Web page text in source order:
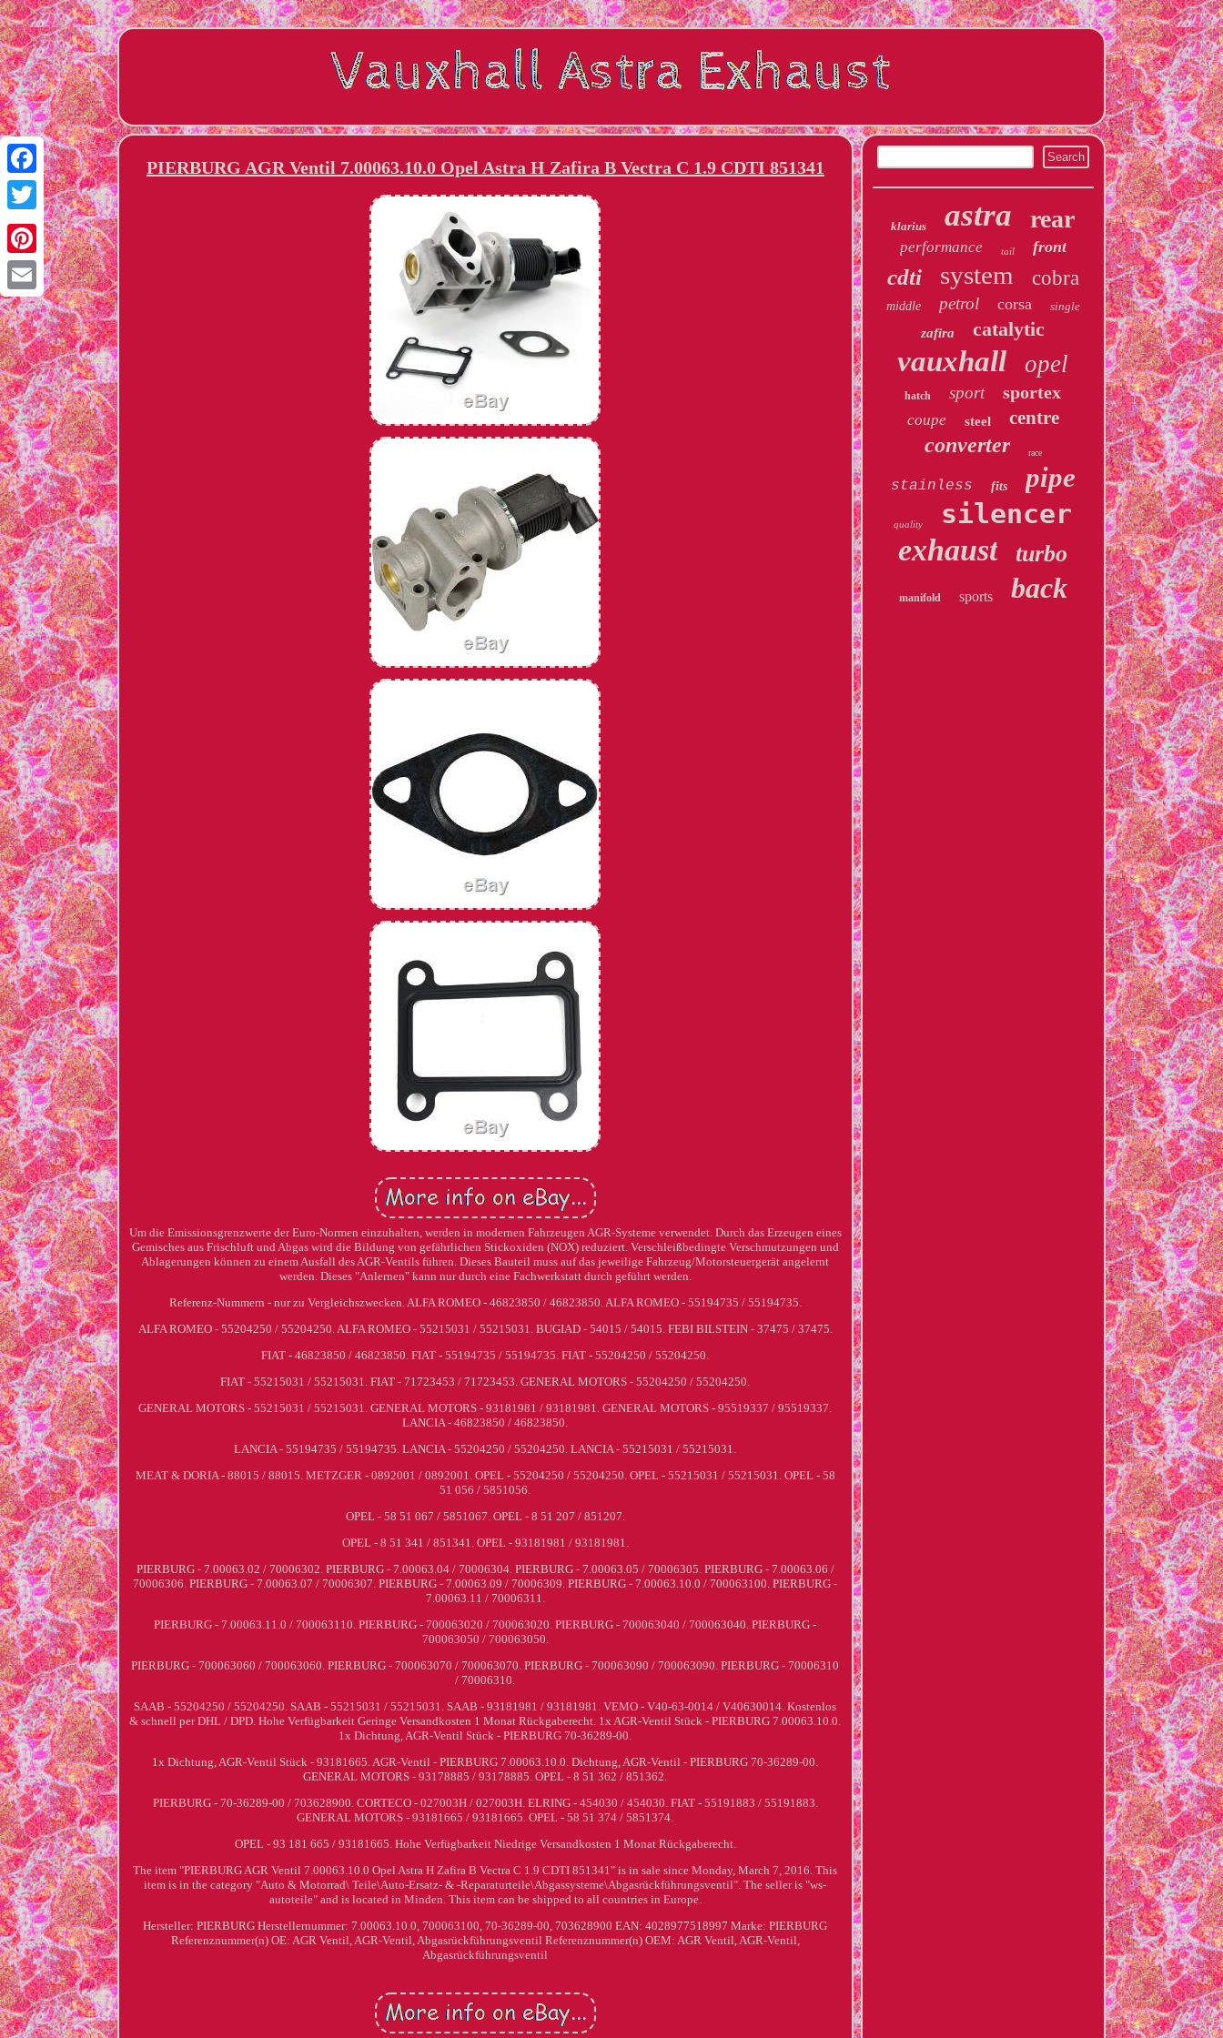
Facebook
Twitter
Pinterest
Email
PIERBURG AGR Ventil 7.00063.10.0 Opel Astra H Zafira B Vectra C 1.9 CDTI 851341
Um die Emissionsgrenzwerte der Euro-Normen einzuhalten, werden in modernen Fahrzeugen AGR-Systeme verwendet. Durch das Erzeugen eines
Gemisches aus Frischluft und Abgas wird die Bildung von gefährlichen Stickoxiden (NOX) reduziert. Verschleißbedingte Verschmutzungen und
Ablagerungen können zu einem Ausfall des AGR-Ventils führen. Dieses Bauteil muss auf das jeweilige Fahrzeug/Motorsteuergerät angelernt
werden. Dieses "Anlernen" kann nur durch eine Fachwerkstatt durch geführt werden.
Referenz-Nummern - nur zu Vergleichszwecken. ALFA ROMEO - 46823850 / 46823850. ALFA ROMEO - 55194735 / 55194735.
ALFA ROMEO - 55204250 / 55204250. ALFA ROMEO - 55215031 / 55215031. BUGIAD - 54015 / 54015. FEBI BILSTEIN - 37475 / 37475.
FIAT - 46823850 / 46823850. FIAT - 55194735 / 55194735. FIAT - 55204250 / 55204250.
FIAT - 55215031 / 55215031. FIAT - 71723453 / 71723453. GENERAL MOTORS - 55204250 / 55204250.
GENERAL MOTORS - 55215031 / 55215031. GENERAL MOTORS - 93181981 / 93181981. GENERAL MOTORS - 95519337 / 95519337.
LANCIA - 46823850 / 46823850.
LANCIA - 55194735 / 55194735. LANCIA - 55204250 / 55204250. LANCIA - 55215031 / 55215031.
MEAT & DORIA - 88015 / 88015. METZGER - 0892001 / 0892001. OPEL - 55204250 / 55204250. OPEL - 55215031 / 55215031. OPEL - 58
51 056 / 5851056.
OPEL - 58 51 067 / 5851067. OPEL - 8 51 207 / 851207.
OPEL - 8 51 341 / 851341. OPEL - 93181981 / 93181981.
PIERBURG - 7.00063.02 / 70006302. PIERBURG - 7.00063.04 / 70006304. PIERBURG - 7.00063.05 / 70006305. PIERBURG - 7.00063.06 /
70006306. PIERBURG - 7.00063.07 / 70006307. PIERBURG - 7.00063.09 / 70006309. PIERBURG - 7.00063.10.0 / 700063100. PIERBURG -
7.00063.11 / 70006311.
PIERBURG - 7.00063.11.0 / 700063110. PIERBURG - 700063020 / 700063020. PIERBURG - 700063040 / 700063040. PIERBURG -
700063050 / 700063050.
PIERBURG - 700063060 / 700063060. PIERBURG - 700063070 / 700063070. PIERBURG - 700063090 / 700063090. PIERBURG - 70006310
/ 70006310.
SAAB - 55204250 / 55204250. SAAB - 55215031 / 55215031. SAAB - 93181981 / 93181981. VEMO - V40-63-0014 / V40630014. Kostenlos
& schnell per DHL / DPD. Hohe Verfügbarkeit Geringe Versandkosten 1 Monat Rückgaberecht. 1x AGR-Ventil Stück - PIERBURG 7.00063.10.0.
1x Dichtung, AGR-Ventil Stück - PIERBURG 70-36289-00.
1x Dichtung, AGR-Ventil Stück - 93181665. AGR-Ventil - PIERBURG 7.00063.10.0. Dichtung, AGR-Ventil - PIERBURG 70-36289-00.
GENERAL MOTORS - 93178885 / 93178885. OPEL - 8 51 362 / 851362.
PIERBURG - 70-36289-00 / 703628900. CORTECO - 027003H / 027003H. ELRING - 454030 / 454030. FIAT - 55191883 / 55191883.
GENERAL MOTORS - 93181665 / 93181665. OPEL - 58 51 374 / 5851374.
OPEL - 93 181 665 / 93181665. Hohe Verfügbarkeit Niedrige Versandkosten 1 Monat Rückgaberecht.
The item "PIERBURG AGR Ventil 7.00063.10.0 Opel Astra H Zafira B Vectra C 1.9 CDTI 851341" is in sale since Monday, March 7, 2016. This
item is in the category "Auto & Motorrad\ Teile\Auto-Ersatz- & -Reparaturteile\Abgassysteme\Abgasrückführungsventil". The seller is "ws-
autoteile" and is located in Minden. This item can be shipped to all countries in Europe.
Hersteller: PIERBURG Herstellernummer: 7.00063.10.0, 700063100, 70-36289-00, 703628900 EAN: 4028977518997 Marke: PIERBURG
Referenznummer(n) OE: AGR Ventil, AGR-Ventil, Abgasrückführungsventil Referenznummer(n) OEM: AGR Ventil, AGR-Ventil,
Abgasrückführungsventil
klarius astra rear
performance tail front
cdti system cobra
middle petrol corsa single
zafira catalytic
vauxhall opel
hatch sport sportex
coupe steel centre
converter race
stainless fits pipe
quality silencer
exhaust turbo
manifold sports back